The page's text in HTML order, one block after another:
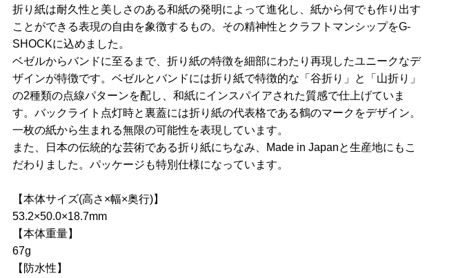
折り紙は耐久性と美しさのある和紙の発明によって進化し、紙から何でも作り出す
ことができる表現の自由を象徴するもの。その精神性とクラフトマンシップをG-
SHOCKに込めました。
ベゼルからバンドに至るまで、折り紙の特徴を細部にわたり再現したユニークなデ
ザインが特徴です。ベゼルとバンドには折り紙で特徴的な「谷折り」と「山折り」
の2種類の点線パターンを配し、和紙にインスパイアされた質感で仕上げていま
す。バックライト点灯時と裏蓋には折り紙の代表格である鶴のマークをデザイン。
一枚の紙から生まれる無限の可能性を表現しています。
また、日本の伝統的な芸術である折り紙にちなみ、Made in Japanと生産地にもこ
だわりました。パッケージも特別仕様になっています。
【本体サイズ(高さ×幅×奥行)】
53.2×50.0×18.7mm
【本体重量】
67g
【防水性】